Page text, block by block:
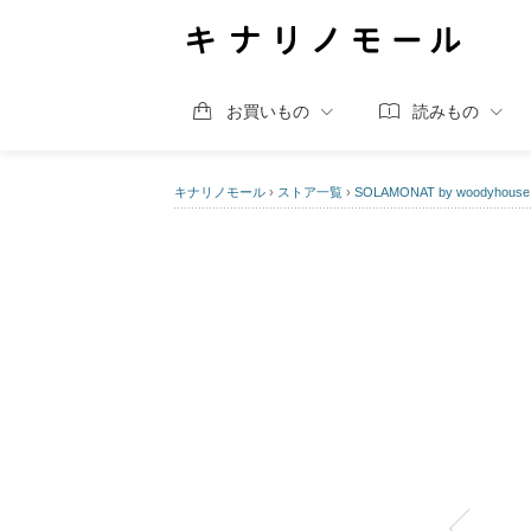
お買いもの 読みもの
キナリノモール › ストア一覧 › SOLAMONAT by woodyhouse